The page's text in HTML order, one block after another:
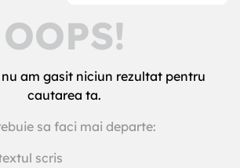
OOPS!
am gasit niciun rezultat pentru
cautarea ta.
sa faci mai departe:
scris